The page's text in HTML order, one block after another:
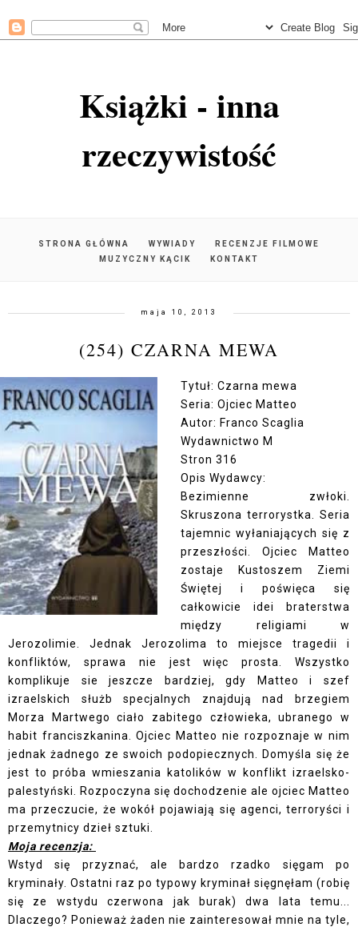
Książki - inna
rzeczywistość
STRONA GŁÓWNA WYWIADY
RECENZJE FILMOWE
MUZYCZNY KĄCIK
KONTAKT
maja 10, 2013
(254) CZARNA MEWA
Tytuł: Czarna mewa
Seria: Ojciec Matteo
Autor: Franco Scaglia
Wydawnictwo M
Stron 316
Opis Wydawcy:
Bezimienne zwłoki.
Skruszona terrorystka. Seria
tajemnic wyłaniających się z
przeszłości. Ojciec Matteo
zostaje Kustoszem Ziemi
Świętej i poświęca się
całkowicie idei braterstwa
między religiami w
Jerozolimie. Jednak Jerozolima to miejsce tragedii i
konfliktów, sprawa nie jest więc prosta. Wszystko
komplikuje sie jeszcze bardziej, gdy Matteo i szef
izraelskich służb specjalnych znajdują nad brzegiem
Morza Martwego ciało zabitego człowieka, ubranego w
habit franciszkanina. Ojciec Matteo nie rozpoznaje w nim
jednak żadnego ze swoich podopiecznych. Domyśla się że
jest to próba wmieszania katolików w konflikt izraelsko-
palestyński. Rozpoczyna się dochodzenie ale ojciec Matteo
ma przeczucie, że wokół pojawiają się agenci, terroryści i
przemytnicy dzieł sztuki.
Moja recenzja:
Wstyd się przyznać, ale bardzo rzadko sięgam po
kryminały. Ostatni raz po typowy kryminał sięgnęłam (robię
się ze wstydu czerwona jak burak) dwa lata temu...
Dlaczego? Ponieważ żaden nie zainteresował mnie na tyle,